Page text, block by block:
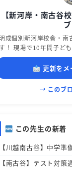
【新河岸・南古谷
明成個別新河岸校舎・南
す！ 現場で10年間子ど
更新をメ
→ このブ
この先生の新着
【川越南古谷】中学
【南古谷】テスト対策